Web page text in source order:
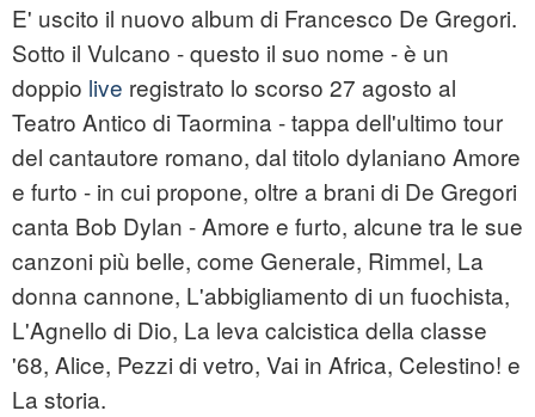
E' uscito il nuovo album di Francesco De Gregori.
Sotto il Vulcano - questo il suo nome - è un
doppio live registrato lo scorso 27 agosto al
Teatro Antico di Taormina - tappa dell'ultimo tour
del cantautore romano, dal titolo dylaniano Amore
e furto - in cui propone, oltre a brani di De Gregori
canta Bob Dylan - Amore e furto, alcune tra le sue
canzoni più belle, come Generale, Rimmel, La
donna cannone, L'abbigliamento di un fuochista,
L'Agnello di Dio, La leva calcistica della classe
'68, Alice, Pezzi di vetro, Vai in Africa, Celestino! e
La storia.